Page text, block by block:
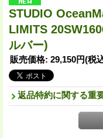
STUDIO
LIMITS
ルバー)
販売価格: 29,150円(税
返品特約に関する重